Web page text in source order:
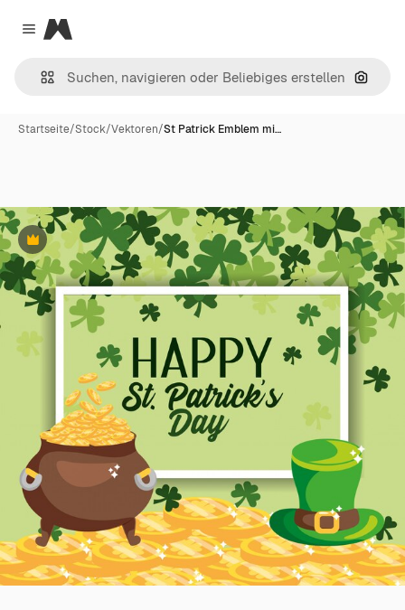
Close menu
Magnific
Nach
Startseite/Stock/Vektoren/St Patrick Emblem mi…
Premium